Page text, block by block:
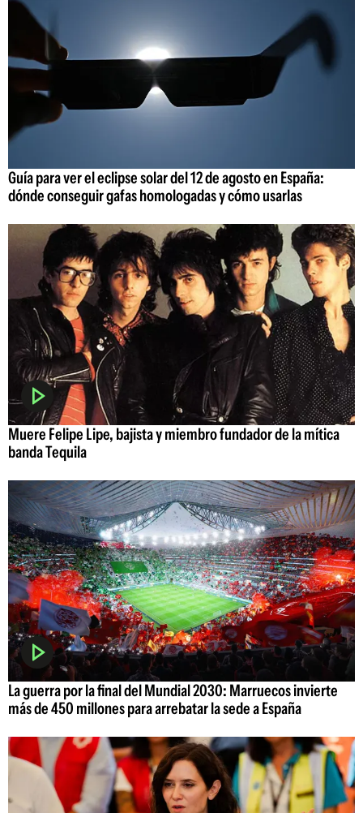
Guía para ver el eclipse solar del 12 de agosto en España:
dónde conseguir gafas homologadas y cómo usarlas
Muere Felipe Lipe, bajista y miembro fundador de la mítica
banda Tequila
La guerra por la final del Mundial 2030: Marruecos invierte
más de 450 millones para arrebatar la sede a España